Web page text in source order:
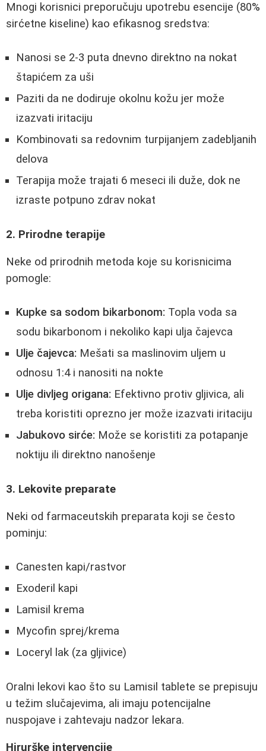
Mnogi korisnici preporučuju upotrebu esencije (80%
sirćetne kiseline) kao efikasnog sredstva:
Nanosi se 2-3 puta dnevno direktno na nokat
štapićem za uši
Paziti da ne dodiruje okolnu kožu jer može
izazvati iritaciju
Kombinovati sa redovnim turpijanjem zadebljanih
delova
Terapija može trajati 6 meseci ili duže, dok ne
izraste potpuno zdrav nokat
2. Prirodne terapije
Neke od prirodnih metoda koje su korisnicima
pomogle:
Kupke sa sodom bikarbonom: Topla voda sa
sodu bikarbonom i nekoliko kapi ulja čajevca
Ulje čajevca: Mešati sa maslinovim uljem u
odnosu 1:4 i nanositi na nokte
Ulje divljeg origana: Efektivno protiv gljivica, ali
treba koristiti oprezno jer može izazvati iritaciju
Jabukovo sirće: Može se koristiti za potapanje
noktiju ili direktno nanošenje
3. Lekovite preparate
Neki od farmaceutskih preparata koji se često
pominju:
Canesten kapi/rastvor
Exoderil kapi
Lamisil krema
Mycofin sprej/krema
Loceryl lak (za gljivice)
Oralni lekovi kao što su Lamisil tablete se prepisuju
u težim slučajevima, ali imaju potencijalne
nuspojave i zahtevaju nadzor lekara.
Hirurške intervencije